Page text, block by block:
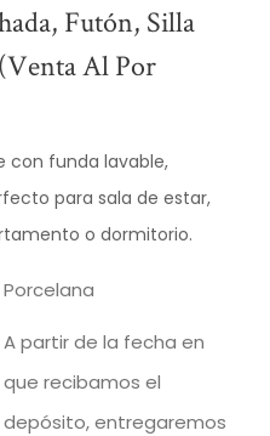
Futón, Silla
Al Por
con funda lavable,
para sala de estar,
o dormitorio.
Porcelana
A partir de la fecha en
que recibamos el
depósito, entregaremos